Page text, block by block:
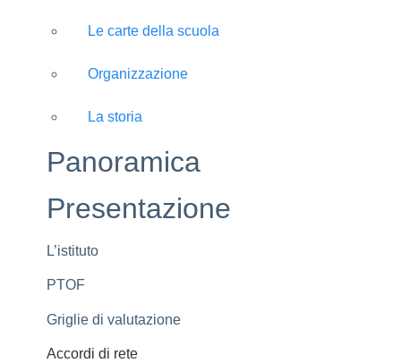
Le carte della scuola
Organizzazione
La storia
Panoramica
Presentazione
L’istituto
PTOF
Griglie di valutazione
Accordi di rete